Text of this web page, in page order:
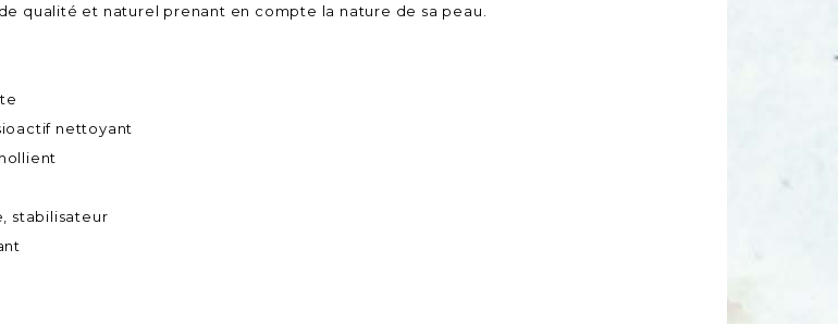
qualité et naturel prenant en compte la nature de sa peau.
nettoyant
stabilisateur